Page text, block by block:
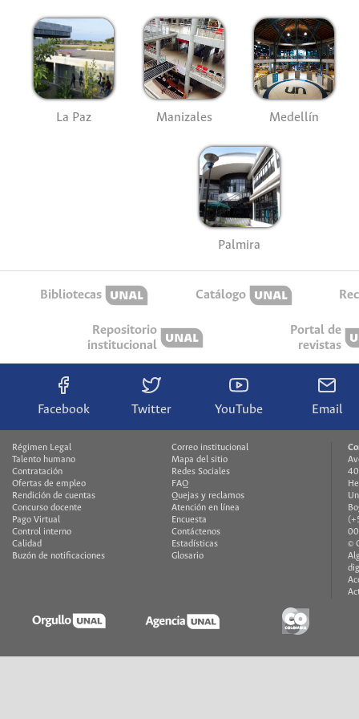
La Paz Manizales Medellín
Palmira
Bibliotecas Catálogo
Repositorio
institucional
Portal de
revistas
Facebook Twitter YouTube Email
Régimen Legal
Talento humano
Contratación
Ofertas de empleo
Rendición de cuentas
Concurso docente
Pago Virtual
Control interno
Calidad
Buzón de notificaciones
Correo institucional
Mapa del sitio
Redes Sociales
FAQ
Quejas y reclamos
Atención en línea
Encuesta
Contáctenos
Estadísticas
Glosario
©